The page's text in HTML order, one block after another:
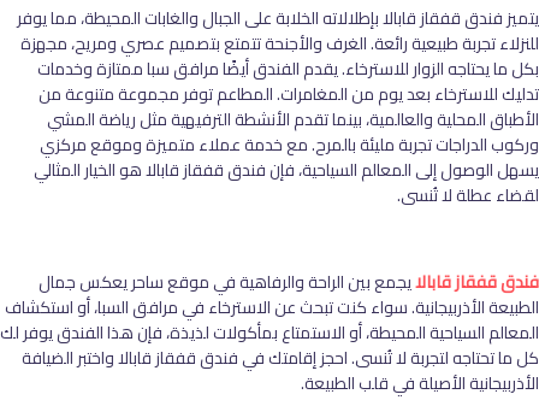
يتميز فندق قفقاز قابالا بإطلالاته الخلابة على الجبال والغابات المحيطة، مما يوفر
للنزلاء تجربة طبيعية رائعة. الغرف والأجنحة تتمتع بتصميم عصري ومريح، مجهزة
بكل ما يحتاجه الزوار للاسترخاء. يقدم الفندق أيضًا مرافق سبا ممتازة وخدمات
تدليك للاسترخاء بعد يوم من المغامرات. المطاعم توفر مجموعة متنوعة من
الأطباق المحلية والعالمية، بينما تقدم الأنشطة الترفيهية مثل رياضة المشي
وركوب الدراجات تجربة مليئة بالمرح. مع خدمة عملاء متميزة وموقع مركزي
يسهل الوصول إلى المعالم السياحية، فإن فندق قفقاز قابالا هو الخيار المثالي
لقضاء عطلة لا تُنسى.
فندق قفقاز قابالايجمع بين الراحة والرفاهية في موقع ساحر يعكس جمال
الطبيعة الأذربيجانية. سواء كنت تبحث عن الاسترخاء في مرافق السبا، أو استكشاف
المعالم السياحية المحيطة، أو الاستمتاع بمأكولات لذيذة، فإن هذا الفندق يوفر لك
كل ما تحتاجه لتجربة لا تُنسى. احجز إقامتك في فندق قفقاز قابالا واختبر الضيافة
الأذربيجانية الأصيلة في قلب الطبيعة.